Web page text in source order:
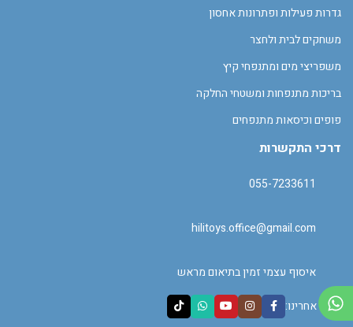
גדרות פעילות ופתרונות אחסון
משחקים לבית ולחצר
משפריצי מים ומתנפחי קיץ
בריכות מתנפחות ומשטחי החלקה
פופים וכיסאות מתנפחים
דרכי התקשרות
055-7233611
hilitoys.office@gmail.com
איסוף עצמי זמין בתיאום מראש
עקבו אחרינו: